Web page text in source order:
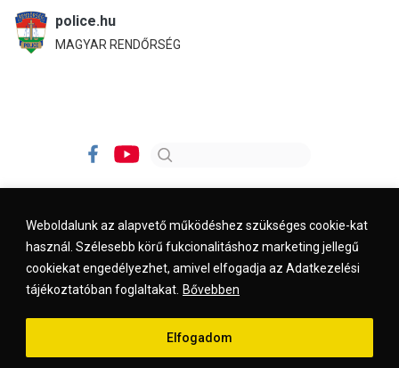
Weboldalunk az alapvető működéshez szükséges cookie-kat
használ. Szélesebb körű fukcionalitáshoz marketing jellegű
cookiekat engedélyezhet, amivel elfogadja az Adatkezelési
tájékoztatóban foglaltakat. Bővebben
Elfogadom
police.hu
MAGYAR RENDŐRSÉG
Impresszum Kapcsolat Jogi nyilatkozat
© 2026. kreszvaltozas.hu